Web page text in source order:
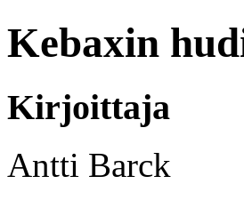
Kebaxin
Kirjoittaja
Antti Barck